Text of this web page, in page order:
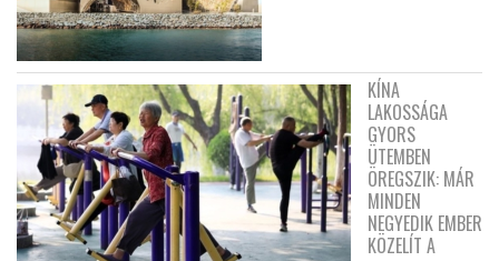
KÍNA
LAKOSSÁGA
GYORS
ÜTEMBEN
ÖREGSZIK: MÁR
MINDEN
NEGYEDIK EMBER
KÖZELÍT A